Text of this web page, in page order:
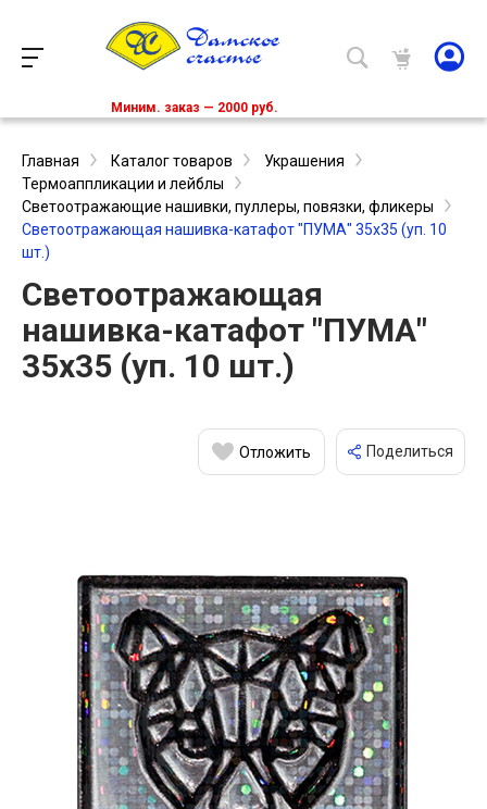
Миним. заказ — 2000 руб.
Главная Каталог товаров
Украшения
Термоаппликации и лейблы
Светоотражающие нашивки, пуллеры, повязки, фликеры
Светоотражающая нашивка-катафот "ПУМА" 35х35 (уп. 10
шт.)
Светоотражающая
нашивка-катафот "ПУМА"
35х35 (уп. 10 шт.)
Отложить Поделиться